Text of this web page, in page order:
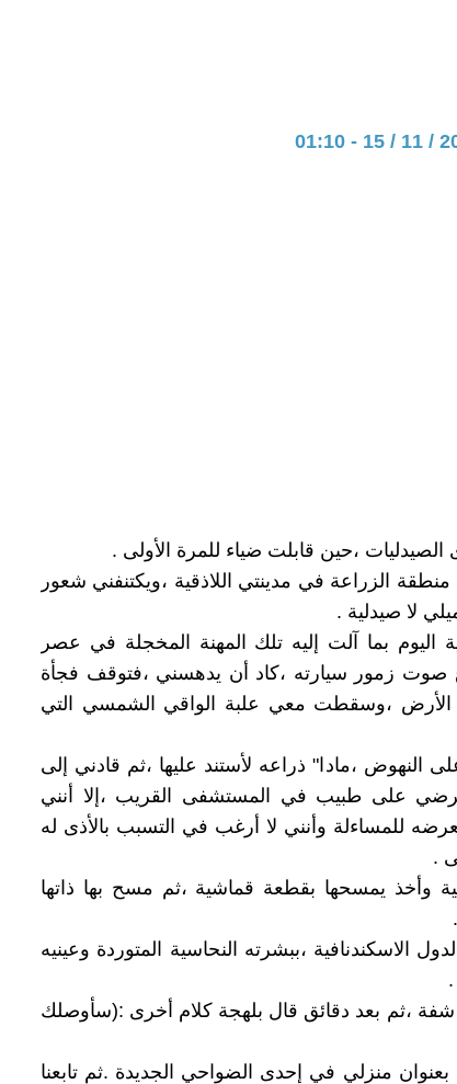
،حين قابلت ضياء للمرة الأولى .
الزراعة في مدينتي اللاذقية ،ويكتنفني شعور
لا صيدلية .
بما آلت إليه تلك المهنة المخجلة في عصر
صوت زمور سيارته ،كاد أن يدهسني ،فتوقف فجأة
،وسقطت معي علبة الواقي الشمسي التي
،مادا" ذراعه لأستند عليها ،ثم قادني إلى
على طبيب في المستشفى القريب ،إلا أنني
للمساءلة وأنني لا أرغب في التسبب بالأذى له
.
وأخذ يمسحها بقطعة قماشية ،ثم مسح بها ذاتها
الاسكندنافية ،ببشرته النحاسية المتوردة وعينيه
.
،ثم بعد دقائق قال بلهجة كلام أخرى :(سأوصلك
منزلي في إحدى الضواحي الجديدة .ثم تابعنا